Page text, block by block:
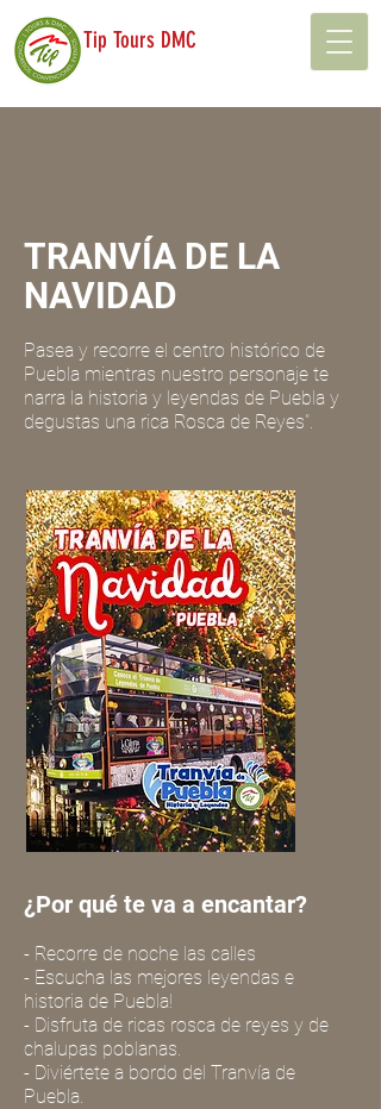
Tip Tours DMC
TRANVÍA DE LA
NAVIDAD
Pasea y recorre el centro histórico de
Puebla mientras nuestro personaje te
narra la historia y leyendas de Puebla y
degustas una rica Rosca de Reyes".
¿Por qué te va a encantar?
- Recorre de noche las calles
- Escucha las mejores leyendas e
historia de Puebla!
- Disfruta de ricas rosca de reyes y de
chalupas poblanas.
- Diviértete a bordo del Tranvía de
Puebla.